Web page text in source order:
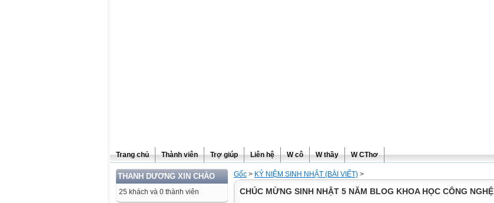
Trang chủ Thành viên Trợ giúp Liên hệ W cô W thầy W CThơ
THANH DƯƠNG XIN CHÀO
25 khách và 0 thành viên
Gốc > KỶ NIỆM SINH NHẬT (BÀI VIẾT) >
CHÚC MỪNG SINH NHẬT 5 NĂM BLOG KHOA HỌC CÔNG NGHỆ